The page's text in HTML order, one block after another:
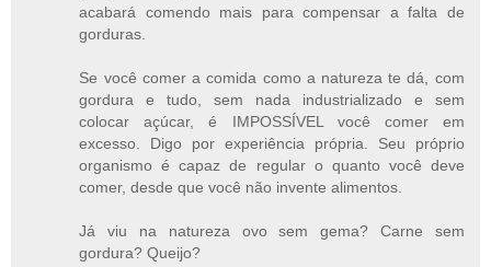
acabará comendo mais para compensar a falta de
gorduras.
Se você comer a comida como a natureza te dá, com
gordura e tudo, sem nada industrializado e sem
colocar açúcar, é IMPOSSÍVEL você comer em
excesso. Digo por experiência própria. Seu próprio
organismo é capaz de regular o quanto você deve
comer, desde que você não invente alimentos.
Já viu na natureza ovo sem gema? Carne sem
gordura? Queijo?